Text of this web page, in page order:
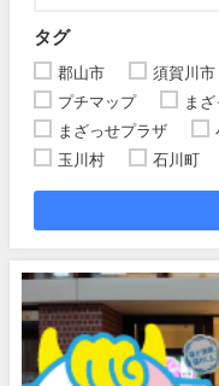
タグ
郡山市 須賀川市
プチマップ
ま
まざっせプラザ
玉川村
石川町